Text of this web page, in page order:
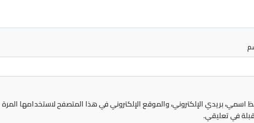
اسمي، بريدي الإلكتروني، والموقع الإلكتروني في هذا المتصفح لاستخدامها المرة
في تعليقي.